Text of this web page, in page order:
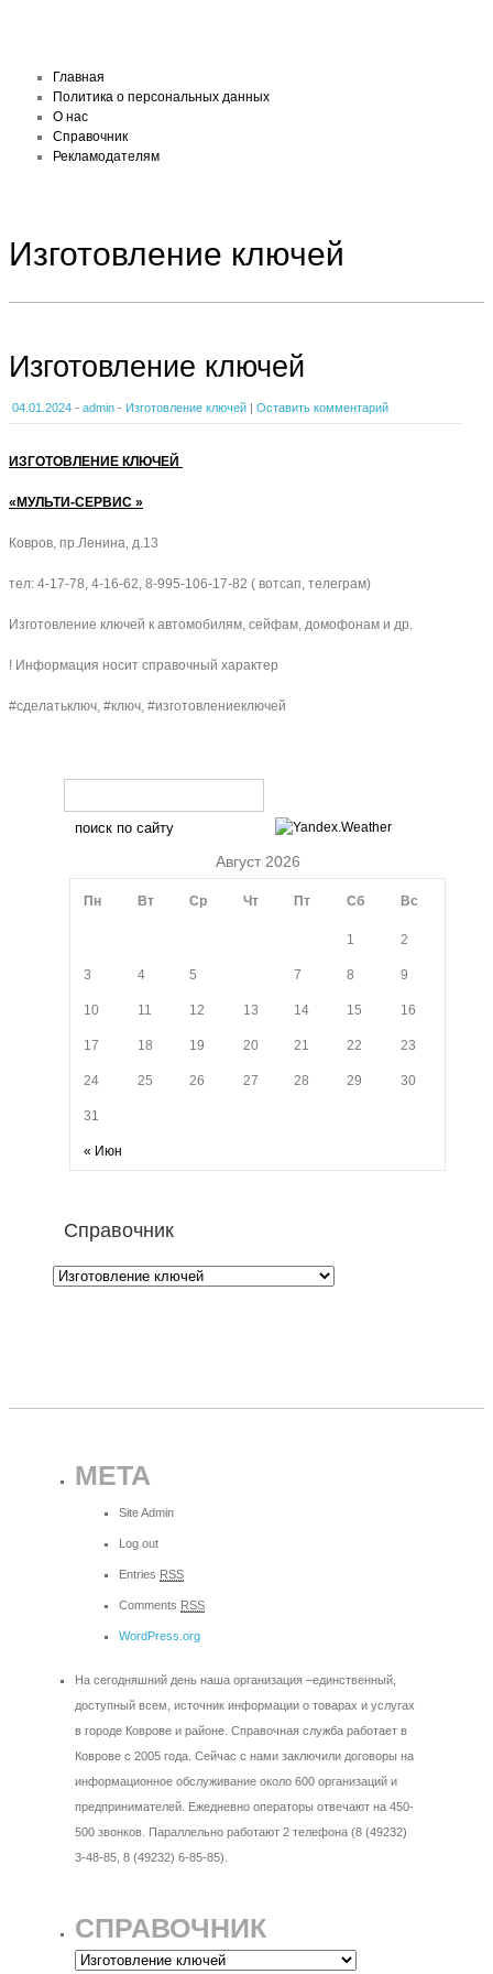
Главная
Политика о персональных данных
О нас
Справочник
Рекламодателям
Изготовление ключей
Изготовление ключей
04.01.2024 - admin - Изготовление ключей | Оставить комментарий
ИЗГОТОВЛЕНИЕ КЛЮЧЕЙ
«МУЛЬТИ-СЕРВИС »
Ковров, пр.Ленина, д.13
тел: 4-17-78, 4-16-62, 8-995-106-17-82 ( вотсап, телеграм)
Изготовление ключей к автомобилям, сейфам, домофонам и др.
! Информация носит справочный характер
#сделатьключ, #ключ, #изготовлениеключей
Август 2026
Пн Вт Ср Чт Пт Сб Вс
« Июн
1 2
3 4 5 7 8 9
10 11 12 13 14 15 16
17 18 19 20 21 22 23
24 25 26 27 28 29 30
31
Справочник
META
Site Admin
Log out
Entries RSS
Comments RSS
WordPress.org
На сегодняшний день наша организация –единственный,
доступный всем, источник информации о товарах и услугах
в городе Коврове и районе. Справочная служба работает в
Коврове с 2005 года. Сейчас с нами заключили договоры на
информационное обслуживание около 600 организаций и
предпринимателей. Ежедневно операторы отвечают на 450-
500 звонков. Параллельно работают 2 телефона (8 (49232)
3-48-85, 8 (49232) 6-85-85).
СПРАВОЧНИК